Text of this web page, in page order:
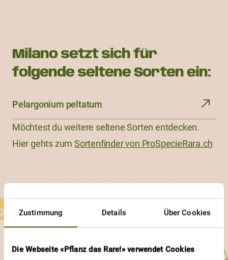
Zustimmung Details Über Cookies
Die Webseite «Pflanz das Rare!» verwendet Cookies
Milano setzt sich für
folgende seltene Sorten ein:
Pelargonium peltatum
Möchtest du weitere seltene Sorten entdecken.
Hier gehts zumSortenfinder von ProSpecieRara.ch
Weitere Beiträge
entdecken